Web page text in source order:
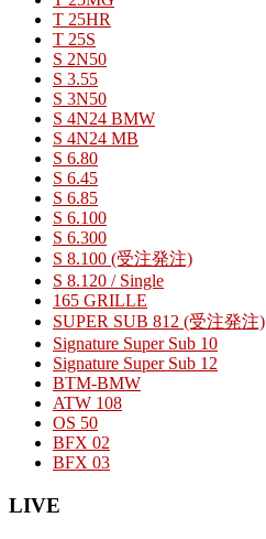
T 25HR
T 25S
S 2N50
S 3.55
S 3N50
S 4N24 BMW
S 4N24 MB
S 6.80
S 6.45
S 6.85
S 6.100
S 6.300
S 8.100 (受注発注)
S 8.120 / Single
165 GRILLE
SUPER SUB 812 (受注発注)
Signature Super Sub 10
Signature Super Sub 12
BTM-BMW
ATW 108
OS 50
BFX 02
BFX 03
LIVE